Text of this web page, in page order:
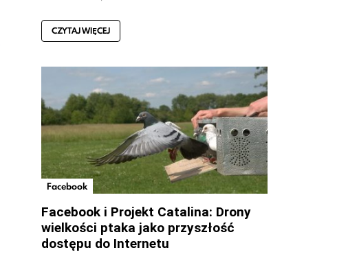
CZYTAJ WIĘCEJ
Facebook
Facebook i Projekt Catalina: Drony
wielkości ptaka jako przyszłość
dostępu do Internetu